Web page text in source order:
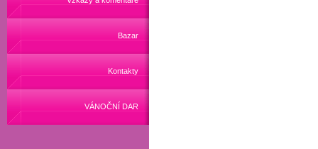
Bazar
Kontakty
VÁNOČNÍ DAR